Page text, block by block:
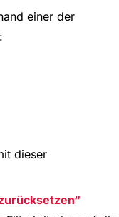
einer der
dieser